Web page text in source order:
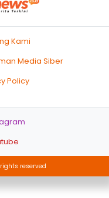
Kami
Media Siber
Policy
reserved